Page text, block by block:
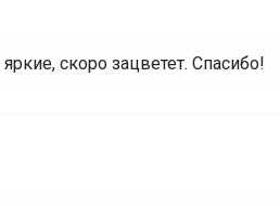
скоро зацветет. Спасибо!